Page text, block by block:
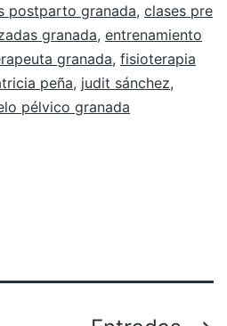
postparto granada, clases pre
granada, entrenamiento
granada, fisioterapia
peña, judit sánchez,
pélvico granada